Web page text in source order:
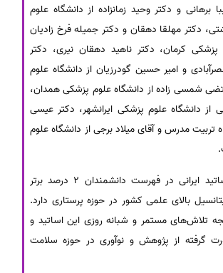
برهانی و دکتر وحید زمانزاده از دانشگاه علوم
دکتر مهلقا دهقان و دکتر جمیله فرخ زادیان
پزشکی کرمان، دکتر ناهید دهقان نیری، دکتر
و امیر حسین گودرزیان از دانشگاه علوم
شمسی زاده از دانشگاه علوم پزشکی همدان،
از دانشگاه علوم پزشکی ایرانشهر، دکتر عیسی
تربیت مدرس و آقای میلاد برجی از دانشگاه علوم
حضور پرشمار اساتید ایرانی در فهرست دانشمندان 2 درصد برتر
بالای علمی کشور در حوزه پرستاری دارد.
تلاش‌های مستمر و شبانه روزی این اساتید و
گرفته از پژوهش و نوآوری در حوزه سلامت